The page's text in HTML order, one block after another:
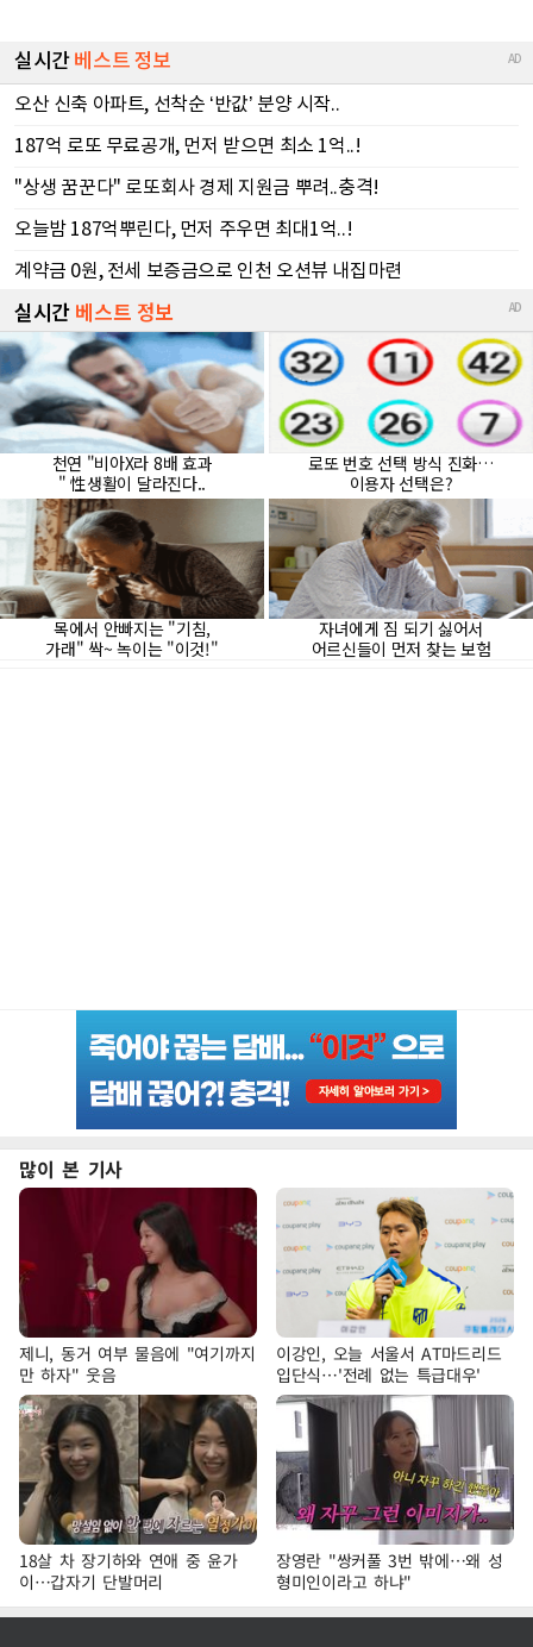
많이 본 기사
제니, 동거 여부 물음에 "여기까지
만 하자" 웃음
이강인, 오늘 서울서 AT마드리드
입단식…'전례 없는 특급대우'
18살 차 장기하와 연애 중 윤가
이…갑자기 단발머리
장영란 "쌍커풀 3번 밖에…왜 성
형미인이라고 하냐"